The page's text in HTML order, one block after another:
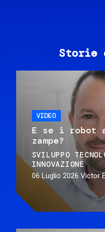
Storie
VIDEO
E se i robot
zampe?
SVILUPPO
INNOVAZIONE
06 Luglio 2026 Victor